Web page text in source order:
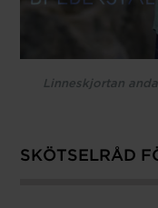
Linneskjortan
SKÖTSELRÅD